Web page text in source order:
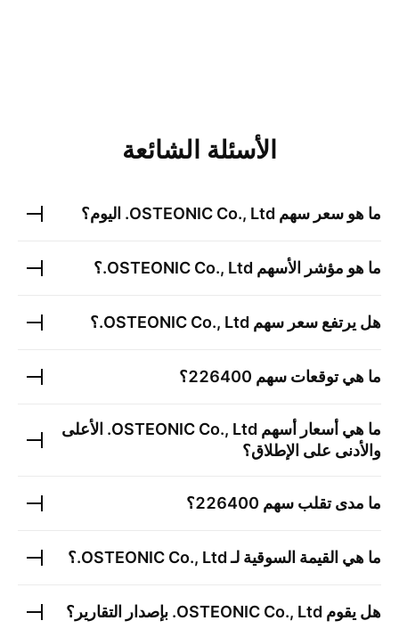
الأسئلة الشائعة
ما هو سعر سهم OSTEONIC Co., Ltd. اليوم؟
ما هو مؤشر الأسهم OSTEONIC Co., Ltd. ؟
هل يرتفع سعر سهم OSTEONIC Co., Ltd. ؟
ما هي توقعات سهم 226400؟
ما هي أسعار أسهم OSTEONIC Co., Ltd.
الأعلى
والأدنى على الإطلاق؟
ما مدى تقلب سهم 226400؟
ما هي القيمة السوقية لـOSTEONIC Co., Ltd. ؟
هل يقوم OSTEONIC Co., Ltd. بإصدار التقارير؟